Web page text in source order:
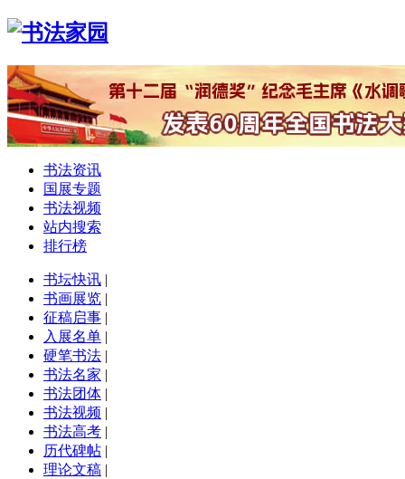
书法资讯
国展专题
书法视频
站内搜索
排行榜
书坛快讯 |
书画展览 |
征稿启事 |
入展名单 |
硬笔书法 |
书法名家 |
书法团体 |
书法视频 |
书法高考 |
历代碑帖 |
理论文稿 |